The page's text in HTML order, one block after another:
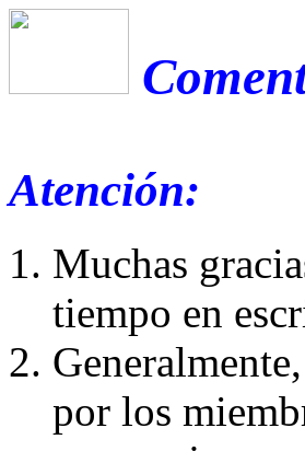
Atención:
Muchas
tiempo en
por los